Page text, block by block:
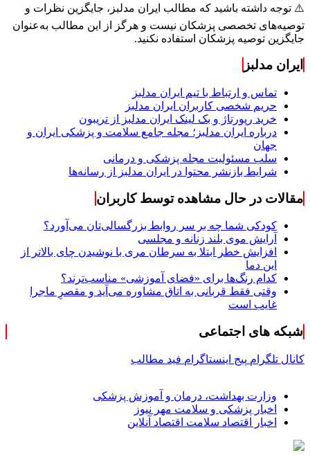
⚠️ توجه داشته باشید که مطالب ایران مدلبز، جایگزین نظرات و
توصیه‌های تخصصی پزشکان نیست و هرگز از این مطالب به‌عنوان
جایگزین توصیه پزشکان استفاده نکنید.
ایران مدلبز
تماس و ارتباط با تیم ایران مدلبز
حریم شخصی کاربران ایران مدلبز
خرید رپورتاژ و بک لینک ایران مدلبز از تریبون
درباره ایران مدلبز؛ مجله جامع سلامت و پزشکی ایران و
جهان
سلب مسئولیت مجله پزشکی و درمانی
شرایط بازنشر محتوا در ایران مدلبز از رسانه‌ها
مقالات در حال مشاهده توسط کاربران
کودکی شما چه بر سر روابط بزرگسالی‌تان می‌آورد؟
آرایش موی بلند زنانه و مجلسی
افزایش خطر ابتلا به سرطان مری با نوشیدن چای بالاتر از
این دما
کدام رنگ‌ها برای «فضای آموزشی» مناسب‌ترند؟
وقتی فقط قربانی به اتاق مشاوره می‌آید و مقصرِ ماجرا
غایب است
شبکه های اجتماعی
کانال تلگرام پیج اینستاگرام فید مطالب
وزارت بهداشت، درمان و آموزش پزشکی
اخبار پزشکی و سلامت مهر نیوز
اخبار اقتصاد سلامت اقتصاد آنلاین